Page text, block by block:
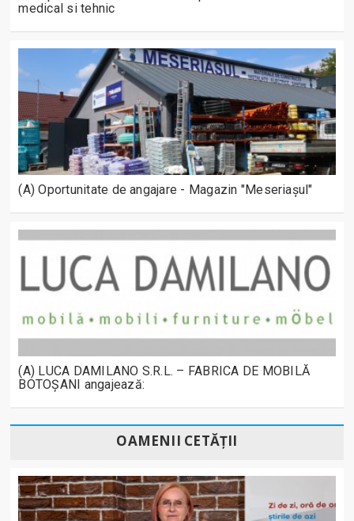
medical si tehnic
(A) Oportunitate de angajare - Magazin "Meseriașul"
(A) LUCA DAMILANO S.R.L. – FABRICA DE MOBILĂ
BOTOȘANI angajează:
OAMENII CETĂȚII